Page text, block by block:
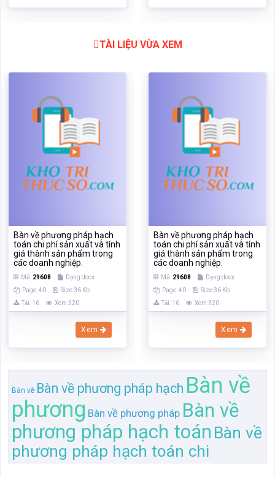
TÀI LIỆU VỪA XEM
Bàn về phương pháp hạch
toán chi phí sản xuất và tính
giá thành sản phẩm trong
các doanh nghiệp.
Mã: 29608
Dạng:docx
Page: 40
Size:36 Kb
Tải: 16
Xem:320
Xem
Bàn về phương pháp hạch
toán chi phí sản xuất và tính
giá thành sản phẩm trong
các doanh nghiệp.
Mã: 29608
Dạng:docx
Page: 40
Size:36 Kb
Tải: 16
Xem:320
Xem
Bàn về Bàn về phương pháp hạch Bàn về
phương Bàn về phương pháp Bàn về
phương pháp hạch toán Bàn về
phương pháp hạch toán chi